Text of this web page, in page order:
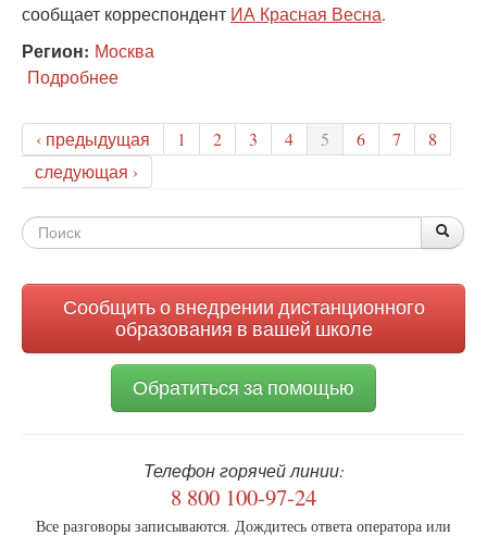
сообщает корреспондент ИА Красная Весна.
Регион: Москва
Подробнее
психолог:
самая
жестокая
травма
ребенка
родителями
‹ предыдущая 1 2 3 4 5 6 7
8
следующая ›
Форма
Сообщить о внедрении дистанционного
образования в вашей школе
Обратиться за помощью
Телефон горячей линии:
8 800 100-97-24
Все разговоры записываются. Дождитесь ответа оператора или